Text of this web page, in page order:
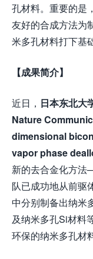
孔材料。重要的是
友好的合成方法为
米多孔材料打下基
【成果简介】
近日， 日本东北大
Nature
dimensional
vapor phase
新的去合金化方
队已成功地从前驱
中分别制备出纳米
及纳米多孔Si材料
环保的纳米多孔材